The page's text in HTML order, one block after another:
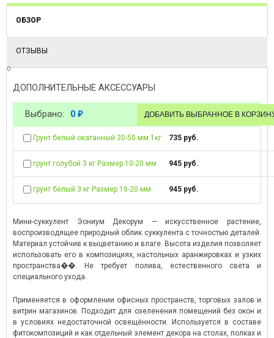
ОБЗОР
ОТЗЫВЫ
0
ДОПОЛНИТЕЛЬНЫЕ АКСЕССУАРЫ
Выбрано: 0 ₽
Грунт белый окатанный 30-50 мм 1кг 735 руб.
грунт голубой 3 кг Размер 10-20 мм 945 руб.
грунт белый 3 кг Размер 10-20 мм 945 руб.
Мини-суккулент Эониум Декорум — искусственное растение,
воспроизводящее природный облик суккулента с точностью деталей.
Материал устойчив к выцветанию и влаге. Высота изделия позволяет
использовать его в композициях, настольных аранжировках и узких
пространства��. Не требует полива, естественного света и
специального ухода.
Применяется в оформлении офисных пространств, торговых залов и
витрин магазинов. Подходит для озеленения помещений без окон и
в условиях недостаточной освещённости. Используется в составе
фитокомпозиций и как отдельный элемент декора на столах, полках и